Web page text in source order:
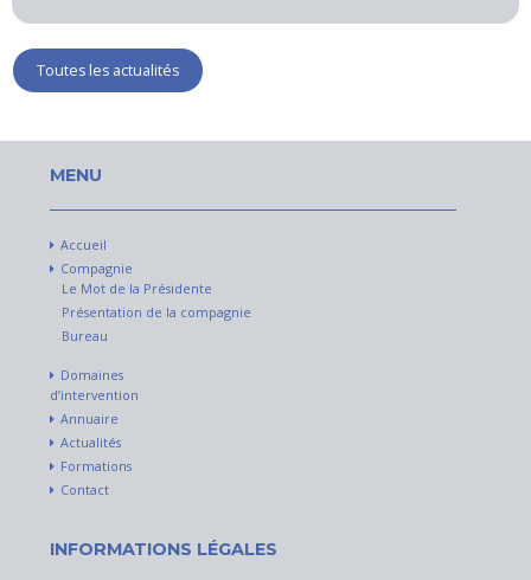
Toutes les actualités
MENU
Accueil
Compagnie
Le Mot de la Présidente
Présentation de la compagnie
Bureau
Domaines
d’intervention
Annuaire
Actualités
Formations
Contact
INFORMATIONS LÉGALES